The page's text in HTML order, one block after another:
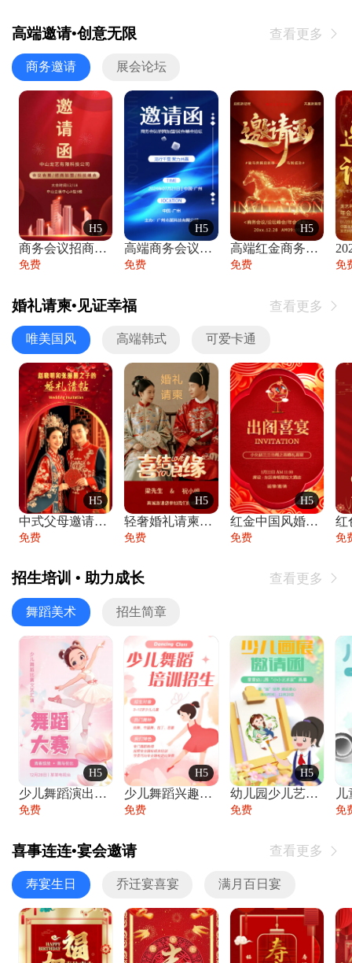
高端邀请•创意无限 查看更多 
商务邀请 展会论坛
H5
商务会议招商展会科技峰会邀请函年会邀请
免费
H5
高端商务会议招商加盟展会峰会论坛邀请函
免费
H5
高端红金商务会议年会年终盛典答谢邀请函
免费 免
婚礼请柬•见证幸福 查看更多 
唯美国风 高端韩式 可爱卡通
H5
中式父母邀请函婚礼结婚请柬请贴父母邀请方
免费
H5
轻奢婚礼请柬婚礼邀请函结婚照请帖
免费
H5
红金中国风婚礼请柬出阁喜宴嫁女请帖出阁宴
免费 免
招生培训 • 助力成长 查看更多 
舞蹈美术 招生简章
H5
少儿舞蹈演出舞蹈比赛跳舞大赛文艺汇演活动
免费
H5
少儿舞蹈兴趣班艺术培训学校招生宣传
免费
H5
幼儿园少儿艺术展览绘画展摄影作品展美术展
免费 免
喜事连连•宴会邀请 查看更多 
寿宴生日 乔迁宴喜宴 满月百日宴